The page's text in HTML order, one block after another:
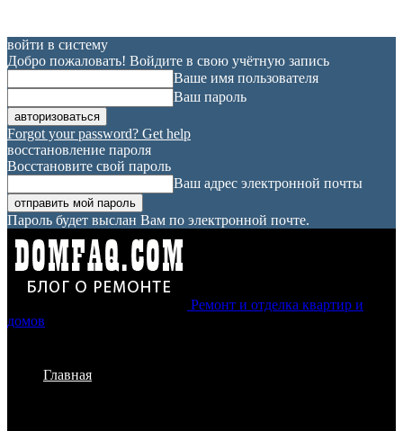
войти в систему
Добро пожаловать! Войдите в свою учётную запись
Ваше имя пользователя
Ваш пароль
Forgot your password? Get help
восстановление пароля
Восстановите свой пароль
Ваш адрес электронной почты
Пароль будет выслан Вам по электронной почте.
Ремонт и отделка квартир и
домов
Главная